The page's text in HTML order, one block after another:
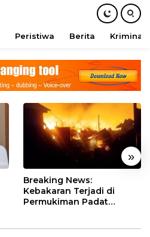
Peristiwa Berita Kriminal
»
Breaking News:
Kebakaran Terjadi di
Permukiman Padat